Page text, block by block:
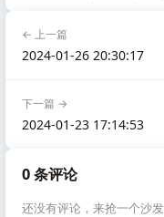
← 上一篇
2024-01-26 20:30:17
下一篇 →
2024-01-23 17:14:53
0 条评论
还没有评论，来抢一个沙发